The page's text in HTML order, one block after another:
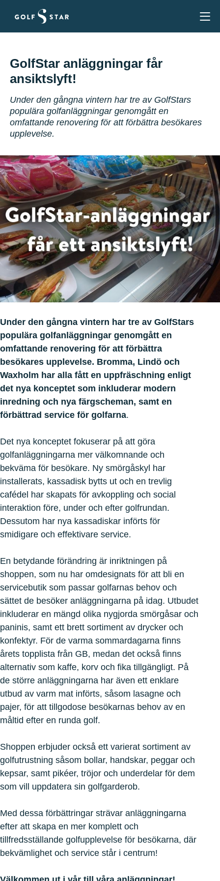
GolfStar anläggningar får
ansiktslyft!
Under den gångna vintern har tre av GolfStars
populära golfanläggningar genomgått en
omfattande renovering för att förbättra besökares
upplevelse.
Under den gångna vintern har tre av GolfStars
populära golfanläggningar genomgått en
omfattande renovering för att förbättra
besökares upplevelse. Bromma, Lindö och
Waxholm har alla fått en uppfräschning enligt
det nya konceptet som inkluderar modern
inredning och nya färgscheman, samt en
förbättrad service för golfarna.
Det nya konceptet fokuserar på att göra
golfanläggningarna mer välkomnande och
bekväma för besökare. Ny smörgåskyl har
installerats, kassadisk bytts ut och en trevlig
cafédel har skapats för avkoppling och social
interaktion före, under och efter golfrundan.
Dessutom har nya kassadiskar införts för
smidigare och effektivare service.
En betydande förändring är inriktningen på
shoppen, som nu har omdesignats för att bli en
servicebutik som passar golfarnas behov och
sättet de besöker anläggningarna på idag. Utbudet
inkluderar en mängd olika nygjorda smörgåsar och
paninis, samt ett brett sortiment av drycker och
konfektyr. För de varma sommardagarna finns
årets topplista från GB, medan det också finns
alternativ som kaffe, korv och fika tillgängligt. På
de större anläggningarna har även ett enklare
utbud av varm mat införts, såsom lasagne och
pajer, för att tillgodose besökarnas behov av en
måltid efter en runda golf.
Shoppen erbjuder också ett varierat sortiment av
golfutrustning såsom bollar, handskar, peggar och
kepsar, samt pikéer, tröjor och underdelar för dem
som vill uppdatera sin golfgarderob.
Med dessa förbättringar strävar anläggningarna
efter att skapa en mer komplett och
tillfredsställande golfupplevelse för besökarna, där
bekvämlighet och service står i centrum!